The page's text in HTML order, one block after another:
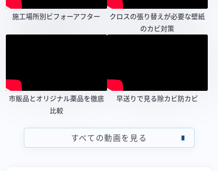
施工場所別ビフォーアフター
クロスの張り替えが必要な壁紙
のカビ対策
市販品とオリジナル薬品を徹底
比較
早送りで見る除カビ防カビ
すべての動画を見る